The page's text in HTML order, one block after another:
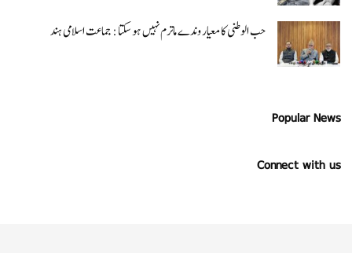
حب الوطنی کا معیار وندے ماترم نہیں ہو سکتا : جماعت اسلامی ہند
Popular News
Connect with us